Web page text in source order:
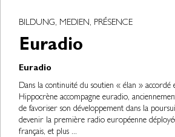
BILDUNG, MEDIEN, PRÉSENCE
Euradio
Euradio
Dans la continuité du soutien « élan » accordé
Hippocrène accompagne euradio,
de favoriser son développement dans la
devenir la première radio européenne
français, et plus ...